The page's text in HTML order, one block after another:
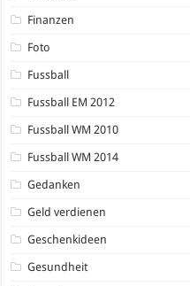
Finanzen
Foto
Fussball
Fussball EM 2012
Fussball WM 2010
Fussball WM 2014
Gedanken
Geld verdienen
Geschenkideen
Gesundheit